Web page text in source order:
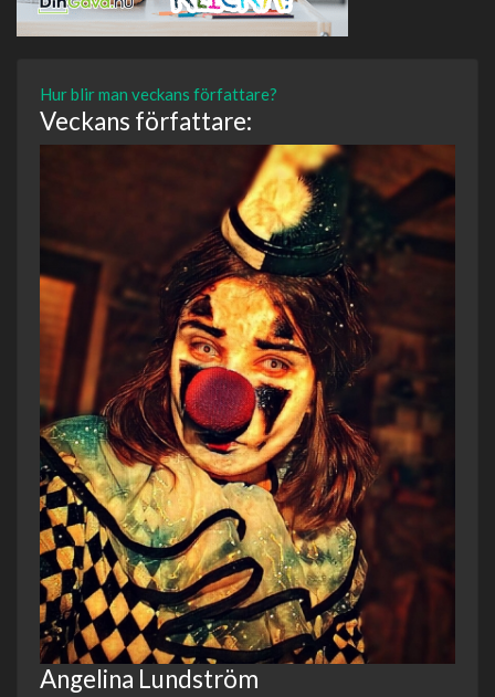
Hur blir man veckans författare?
Veckans författare:
Angelina Lundström